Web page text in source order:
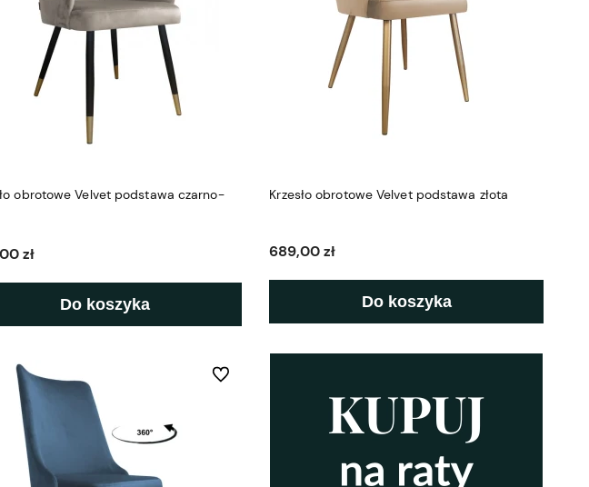
obrotowe Velvet podstawa czarno-
zł
Do koszyka
Krzesło obrotowe Velvet podstawa złota
689,00 zł
Do koszyka
Do ulubionych